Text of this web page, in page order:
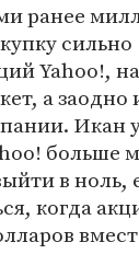
ранее
сильно
Yahoo!,
а заодно
Икан
больше
в ноль,
когда